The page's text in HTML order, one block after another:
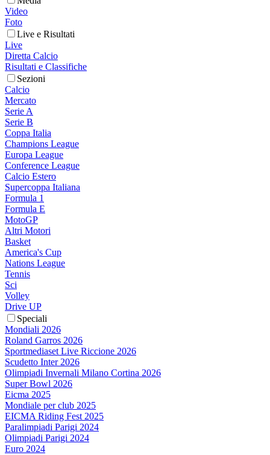
Video
Foto
Live e Risultati
Live
Diretta Calcio
Risultati e Classifiche
Sezioni
Calcio
Mercato
Serie A
Serie B
Coppa Italia
Champions League
Europa League
Conference League
Calcio Estero
Supercoppa Italiana
Formula 1
Formula E
MotoGP
Altri Motori
Basket
America's Cup
Nations League
Tennis
Sci
Volley
Drive UP
Speciali
Mondiali 2026
Roland Garros 2026
Sportmediaset Live Riccione 2026
Scudetto Inter 2026
Olimpiadi Invernali Milano Cortina 2026
Super Bowl 2026
Eicma 2025
Mondiale per club 2025
EICMA Riding Fest 2025
Paralimpiadi Parigi 2024
Olimpiadi Parigi 2024
Euro 2024